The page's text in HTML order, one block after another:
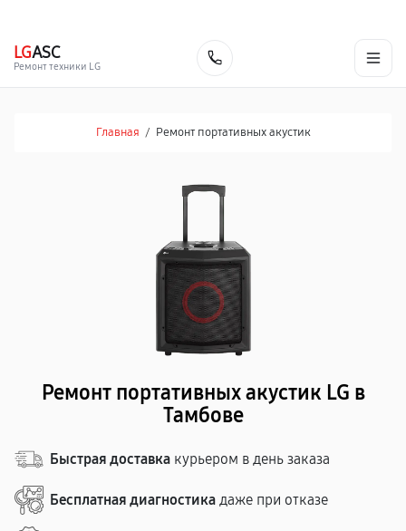
LGASC
Ремонт техники LG
Главная / Ремонт портативных акустик
Ремонт портативных акустик LG в
Тамбове
Быстрая доставка курьером в день заказа
Бесплатная диагностика даже при отказе